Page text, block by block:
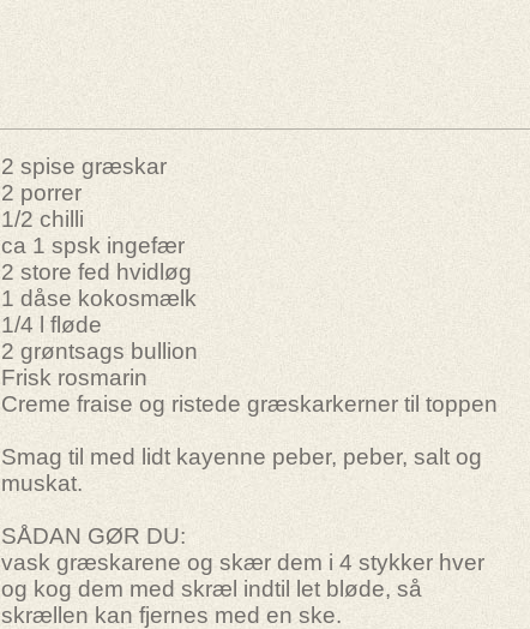
2 spise græskar
2 porrer
1/2 chilli
ca 1 spsk ingefær
2 store fed hvidløg
1 dåse kokosmælk
1/4 l fløde
2 grøntsags bullion
Frisk rosmarin
Creme fraise og ristede græskarkerner til toppen
Smag til med lidt kayenne peber, peber, salt og
muskat.
SÅDAN GØR DU:
vask græskarene og skær dem i 4 stykker hver
og kog dem med skræl indtil let bløde, så
skrællen kan fjernes med en ske.